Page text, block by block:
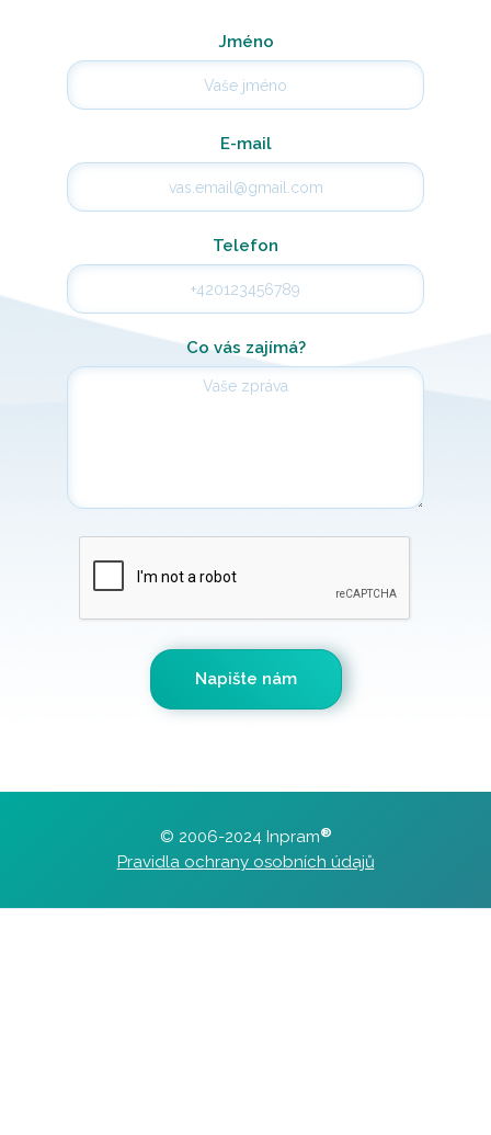
Jméno
E-mail
Telefon
Co vás zajímá?
© 2006-2024 Inpram®
Pravidla ochrany osobních údajů